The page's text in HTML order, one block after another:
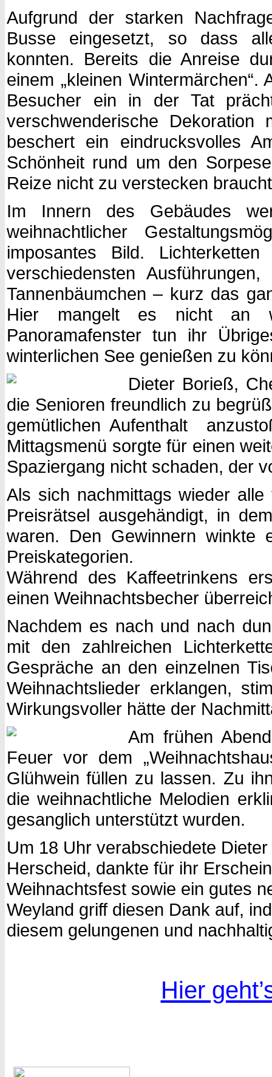
Aufgrund der starken
Busse eingesetzt, so dass
konnten. Bereits die Anreise
einem „kleinen
Besucher ein in der Tat
verschwenderische
beschert ein eindrucksvolles
Schönheit rund um den
Reize nicht zu verstecken
Im Innern des Gebäudes
weihnachtlicher
imposantes Bild.
verschiedensten
Tannenbäumchen – kurz das
Hier mangelt es nicht an
Panoramafenster tun ihr
winterlichen See genießen zu
Dieter Borieß,
die Senioren freundlich zu
gemütlichen Aufenthalt
Mittagsmenü sorgte für einen
Spaziergang nicht schaden, der
Als sich nachmittags wieder
Preisrätsel ausgehändigt, in
waren. Den Gewinnern winkte
Preiskategorien.
Während des Kaffeetrinkens
einen Weihnachtsbecher
Nachdem es nach und nach
mit den zahlreichen
Gespräche an den einzelnen
Weihnachtslieder erklangen,
Wirkungsvoller hätte der
Am frühen
Feuer vor dem
Glühwein füllen zu lassen. Zu
die weihnachtliche Melodien
gesanglich unterstützt wurden.
Um 18 Uhr verabschiedete
Herscheid, dankte für ihr
Weihnachtsfest sowie ein gutes
Weyland griff diesen Dank auf,
diesem gelungenen und
Hier